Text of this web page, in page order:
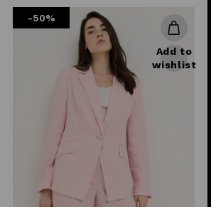
-50%
Add to
wishlist